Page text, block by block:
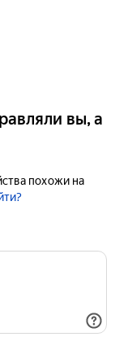
вы, а
похожи на